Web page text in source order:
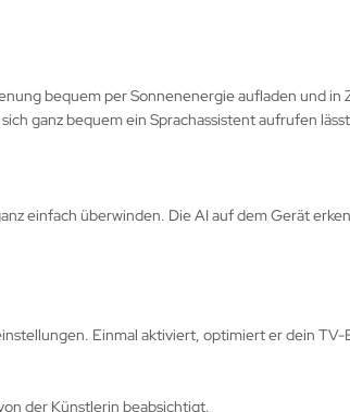
bequem per Sonnenenergie aufladen und
ganz bequem ein Sprachassistent aufrufen
einfach überwinden. Die AI auf dem Gerät
Einmal aktiviert, optimiert er dein
der Künstlerin beabsichtigt.